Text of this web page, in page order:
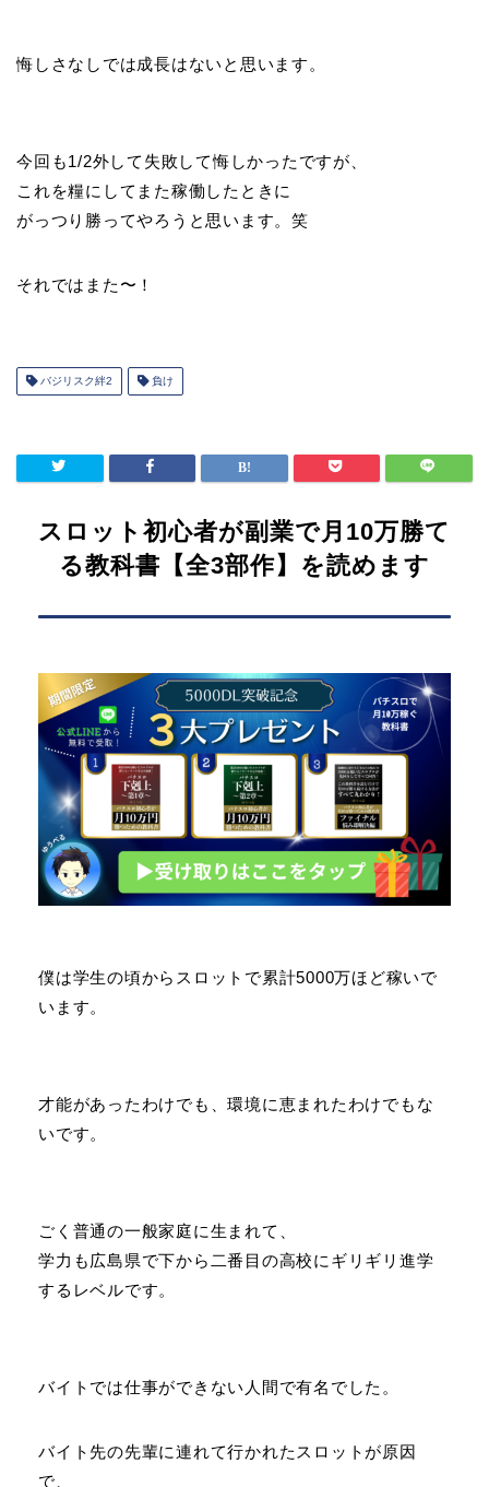
悔しさなしでは成長はないと思います。
今回も1/2外して失敗して悔しかったですが、
これを糧にしてまた稼働したときに
がっつり勝ってやろうと思います。笑
それではまた〜！
バジリスク絆2 負け
スロット初心者が副業で月10万勝て
る教科書【全3部作】を読めます
僕は学生の頃からスロットで累計5000万ほど稼いで
います。
才能があったわけでも、環境に恵まれたわけでもな
いです。
ごく普通の一般家庭に生まれて、
学力も広島県で下から二番目の高校にギリギリ進学
するレベルです。
バイトでは仕事ができない人間で有名でした。
バイト先の先輩に連れて行かれたスロットが原因
で、